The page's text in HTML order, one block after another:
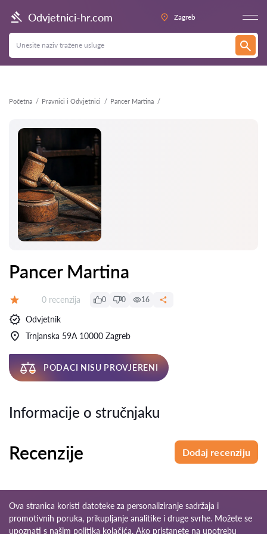
Odvjetnici-hr.com Zagreb
Početna Pravnici i Odvjetnici Pancer Martina
Natrag
Pancer Martina
Recenzija:
0 recenzija 0 0 16
Odvjetnik
Trnjanska 59A 10000 Zagreb
PODACI NISU PROVJERENI
Informacije o stručnjaku
Recenzije Dodaj recenziju
Ova stranica koristi datoteke za personaliziranje sadržaja i
promotivnih poruka, prikupljanje analitike i druge svrhe. Možete se
upoznati s našim politika kolačića. Ako pristanete na upotrebu